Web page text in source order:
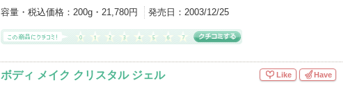
容量・税込価格： 200g・21,780円 発売日： 2003/12/25
ボディ メイク クリスタル ジェル Like Have